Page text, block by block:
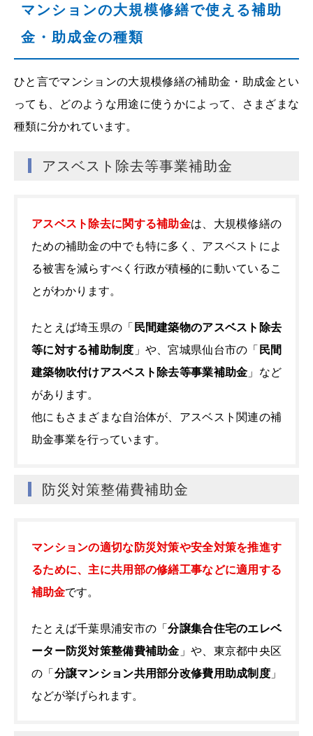
マンションの大規模修繕で使える補助
金・助成金の種類
ひと言でマンションの大規模修繕の補助金・助成金とい
っても、どのような用途に使うかによって、さまざまな
種類に分かれています。
アスベスト除去等事業補助金
アスベスト除去に関する補助金は、大規模修繕の
ための補助金の中でも特に多く、アスベストによ
る被害を減らすべく行政が積極的に動いているこ
とがわかります。
たとえば埼玉県の「民間建築物のアスベスト除去
等に対する補助制度 」や、宮城県仙台市の「民間
建築物吹付けアスベスト除去等事業補助金 」など
があります。
他にもさまざまな自治体が、アスベスト関連の補
助金事業を行っています。
防災対策整備費補助金
マンションの適切な防災対策や安全対策を推進す
るために、主に共用部の修繕工事などに適用する
補助金です。
たとえば千葉県浦安市の「分譲集合住宅のエレベ
ーター防災対策整備費補助金 」や、東京都中央区
の「分譲マンション共用部分改修費用助成制度 」
などが挙げられます。